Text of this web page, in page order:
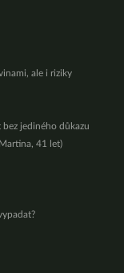
ale i riziky
jediného důkazu
41 let)